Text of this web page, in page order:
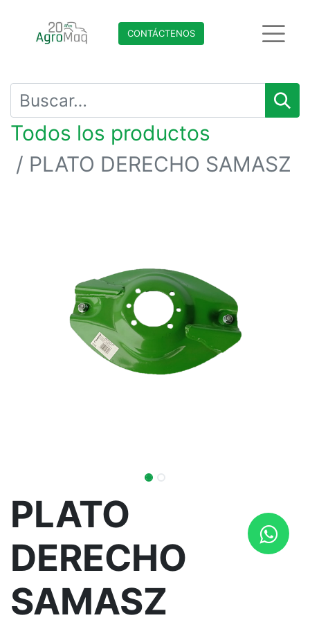
CONTÁCTENO​​​​S
Todos los productos
PLATO DERECHO SAMASZ
PLATO
DERECHO
SAMASZ